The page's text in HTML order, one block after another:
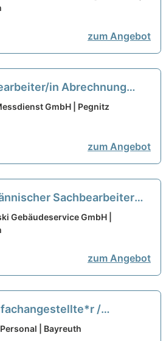
zum Angebot
in Abrechnung
neu GmbH | Pegnitz
zum Angebot
Sachbearbeiter
im Bereich
Gebäudeservice GmbH |
zum Angebot
/
/
| Bayreuth